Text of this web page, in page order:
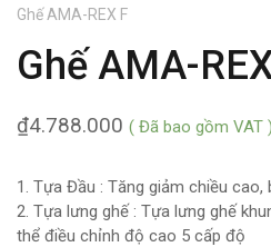
Ghế AMA-REX F
Ghế AMA-
4.788.000
₫ ( Đã bao gồm VAT )
1. Tựa Đầu : Tăng giảm chiều cao,
2. Tựa lưng ghế : Tựa lưng ghế
thể điều chỉnh độ cao 5 cấp độ